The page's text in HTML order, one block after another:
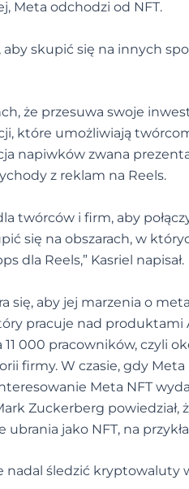
Meta odchodzi od NFT.
skupić się na innych
że przesuwa swoje
które umożliwiają
napiwków zwana
z reklam na Reels.
twórców i firm, aby
się na obszarach, w
dla Reels,” Kasriel napisał.
się, aby jej marzenia o
pracuje nad produktami
000 pracowników, czyli
firmy. W czasie, gdy Meta
Meta NFT
Zuckerberg powiedział,
jako NFT, na
nadal śledzić kryptowaluty